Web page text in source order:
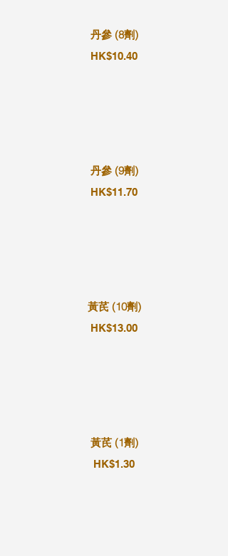
丹參 (8劑)
HK$10.40
丹參 (9劑)
HK$11.70
黃芪 (10劑)
HK$13.00
黃芪 (1劑)
HK$1.30